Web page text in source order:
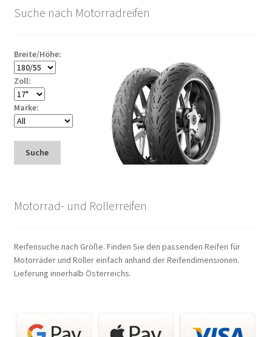
Suche nach Motorradreifen
Breite/Höhe:
Zoll:
Marke:
Suche
Motorrad- und Rollerreifen
Reifensuche nach Größe. Finden Sie den passenden Reifen für
Motorräder und Roller einfach anhand der Reifendimensionen.
Lieferung innerhalb Österreichs.